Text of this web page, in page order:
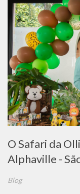
O Safari da
Alphaville -
Blog